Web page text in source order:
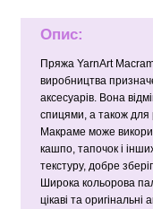
Опис:
Пряжа YarnArt
виробництва
аксесуарів. Вона
спицями, а також для
Макраме може
кашпо, тапочок і
текстуру, добре
Широка кольорова
цікаві та оригінальні